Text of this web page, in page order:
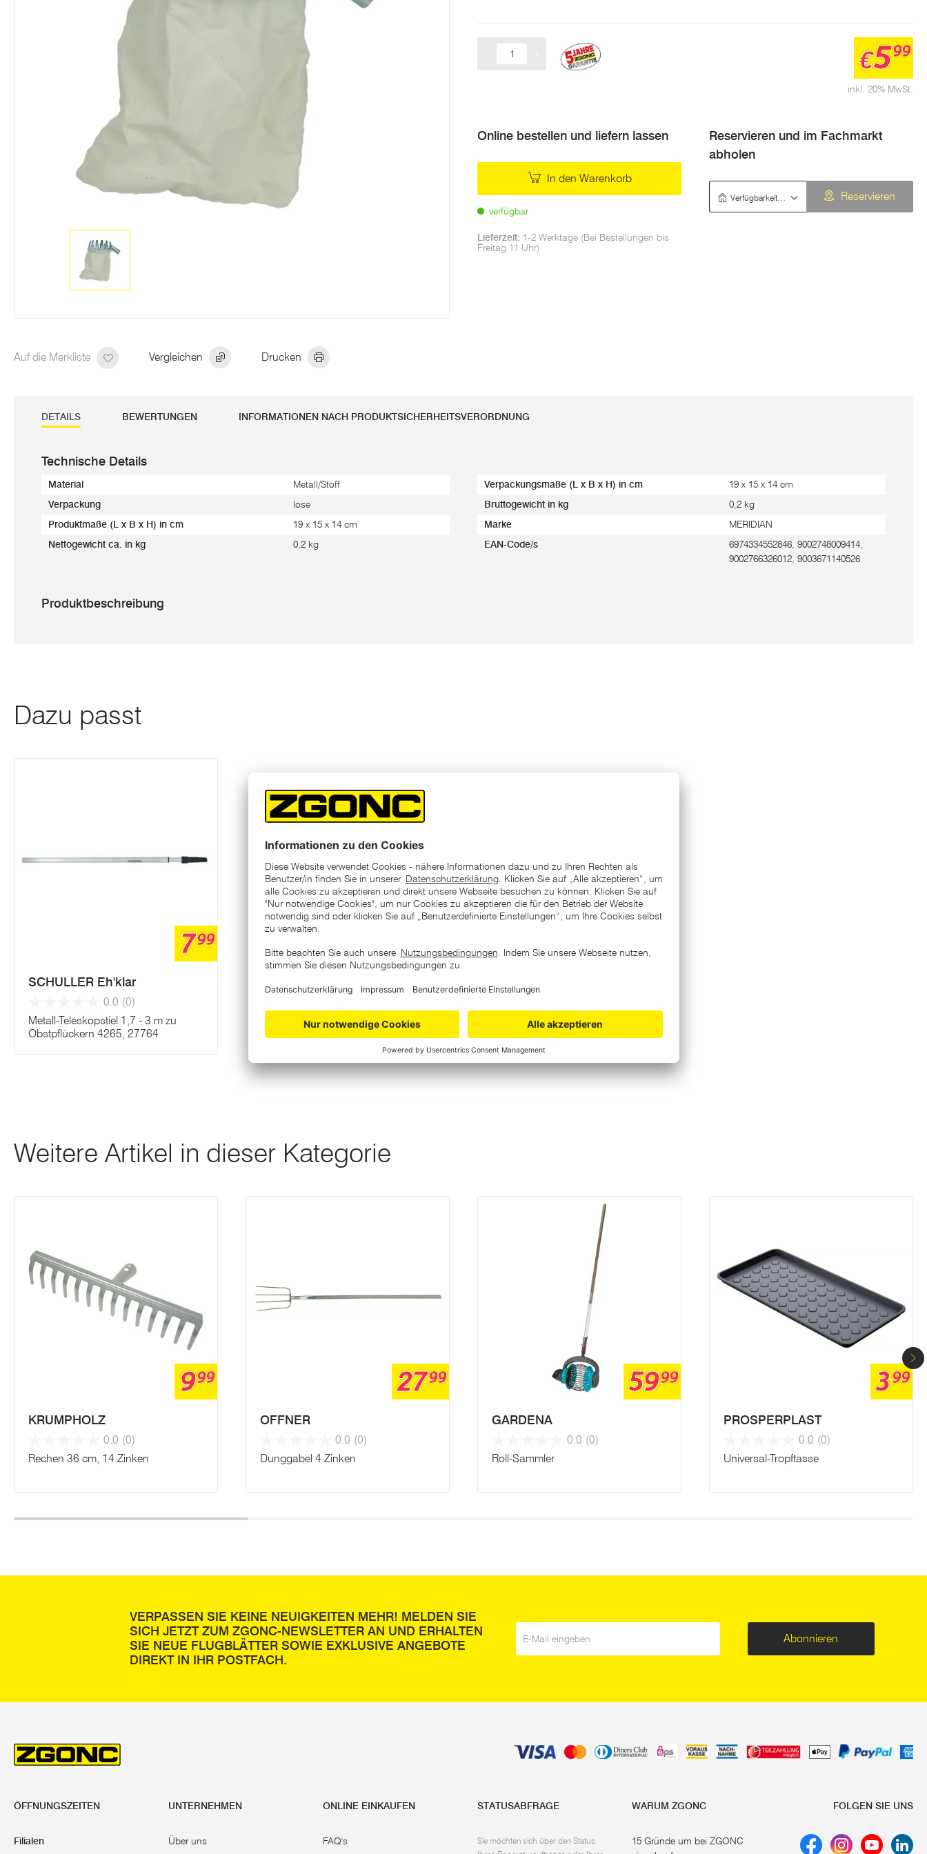
Auf die Merkliste Vergleichen Drucken
inkl. 20% MwSt.
€599
Online bestellen und liefern lassen
In den Warenkorb
verfügbar
Lieferzeit: 1-2 Werktage (Bei Bestellungen bis
Freitag 11 Uhr)
Reservieren und im Fachmarkt
abholen
Reservieren
DETAILS BEWERTUNGEN INFORMATIONEN NACH PRODUKTSICHERHEITSVERORDNUNG
Technische Details
Material Metall/Stoff
Verpackung lose
Produktmaße (L x B x H) in cm 19 x 15 x 14 cm
Nettogewicht ca. in kg 0,2 kg
Verpackungsmaße (L x B x H) in cm 19 x 15 x 14 cm
Bruttogewicht in kg 0,2 kg
Marke MERIDIAN
EAN-Code/s
6974334552846, 9002748009414,
9002766326012, 9003671140526
Produktbeschreibung
Dazu passt
799
SCHULLER Eh'klar
0.0 (0)
Metall-Teleskopstiel 1,7 - 3 m zu
Obstpflückern 4265, 27764
Weitere Artikel in dieser Kategorie
999
KRUMPHOLZ
0.0 (0)
Rechen 36 cm, 14 Zinken
2799
OFFNER
0.0 (0)
Dunggabel 4 Zinken
5999
GARDENA
0.0 (0)
Roll-Sammler
399
PROSPERPLAST
0.0 (0)
Universal-Tropftasse
VERPASSEN SIE KEINE NEUIGKEITEN MEHR! MELDEN SIE
SICH JETZT ZUM ZGONC-NEWSLETTER AN UND ERHALTEN
SIE NEUE FLUGBLÄTTER SOWIE EXKLUSIVE ANGEBOTE
DIREKT IN IHR POSTFACH.
Abonnieren
ÖFFNUNGSZEITEN
Filialen
UNTERNEHMEN
Über uns
ONLINE EINKAUFEN
FAQ's
STATUSABFRAGE
Sie möchten sich über den Status
WARUM ZGONC
15 Gründe um bei ZGONC
FOLGEN SIE UNS